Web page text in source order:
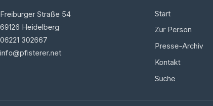
Freiburger Straße 54
69126 Heidelberg
06221 302667
info@pfisterer.net
Start
Zur Person
Presse-Archiv
Kontakt
Suche